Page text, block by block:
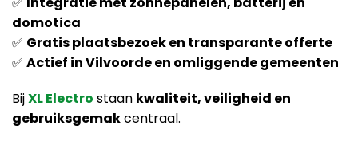
domotica
✅ Gratis plaatsbezoek en transparante offerte
✅ Actief in Vilvoorde en omliggende gemeenten
BijXL Electro staan kwaliteit, veiligheid en
gebruiksgemakcentraal.